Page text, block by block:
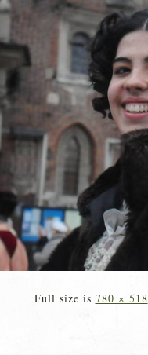
Full size is 780 × 518